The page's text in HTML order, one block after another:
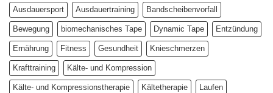
der
Ausdauersport Ausdauertraining Bandscheibenvorfall
Bewegung biomechanisches Tape Dynamic Tape Entzündung
Ernährung Fitness Gesundheit Knieschmerzen
Krafttraining Kälte- und Kompression
Kälte- und Kompressionstherapie Kältetherapie Laufen